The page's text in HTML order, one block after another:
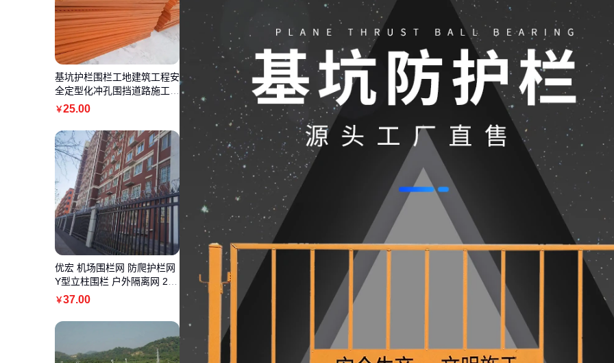
基坑护栏围栏工地建筑工程安
全定型化冲孔围挡道路施工临
边防护栏
￥25.00
优宏 机场围栏网 防爬护栏网
Y型立柱围栏 户外隔离网 2.5*
3米
￥37.00